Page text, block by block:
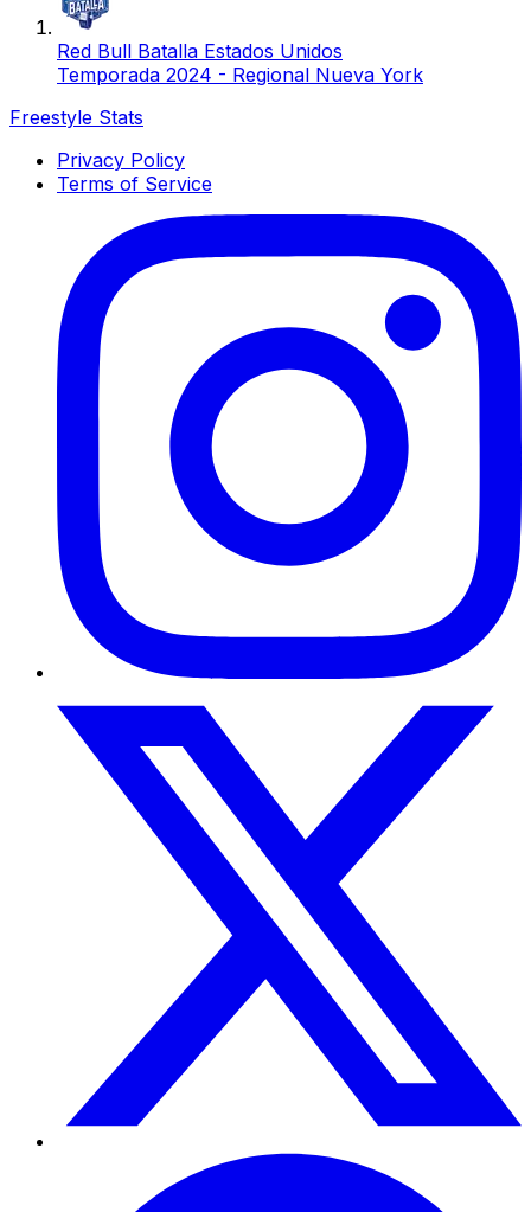
Red Bull Batalla Estados Unidos
Temporada 2024 - Regional Nueva York
Freestyle Stats
Privacy Policy
Terms of Service